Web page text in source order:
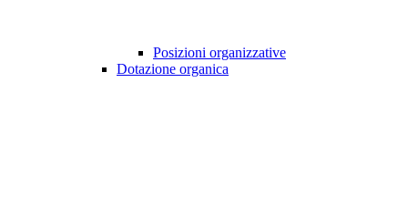
Posizioni organizzative
Dotazione organica